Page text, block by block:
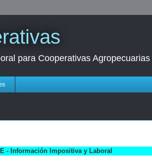
para Cooperativas Agropecuarias
- Información Impositiva y Laboral